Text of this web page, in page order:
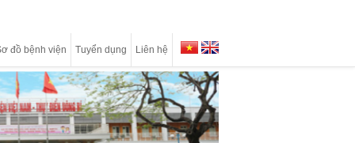
đồ bệnh viện Tuyển dụng Liên hệ